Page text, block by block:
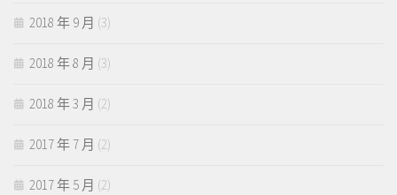
2018 年 9 月 (3)
2018 年 8 月 (3)
2018 年 3 月 (2)
2017 年 7 月 (2)
2017 年 5 月 (2)